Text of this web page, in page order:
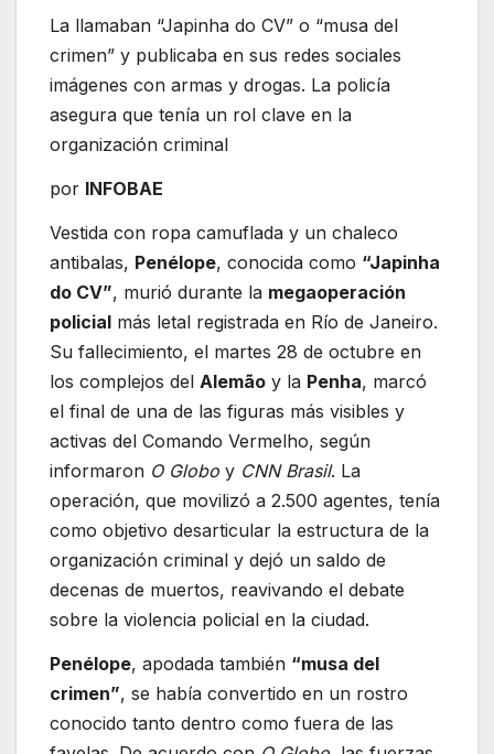
La llamaban “Japinha do CV” o “musa del
crimen” y publicaba en sus redes sociales
imágenes con armas y drogas. La policía
asegura que tenía un rol clave en la
organización criminal
por INFOBAE
Vestida con ropa camuflada y un chaleco
antibalas, Penélope, conocida como “Japinha
do CV”, murió durante la megaoperación
policial más letal registrada en Río de Janeiro.
Su fallecimiento, el martes 28 de octubre en
los complejos del Alemão y la Penha, marcó
el final de una de las figuras más visibles y
activas del Comando Vermelho, según
informaron O Globo y CNN Brasil. La
operación, que movilizó a 2.500 agentes, tenía
como objetivo desarticular la estructura de la
organización criminal y dejó un saldo de
decenas de muertos, reavivando el debate
sobre la violencia policial en la ciudad.
Penélope, apodada también “musa del
crimen”, se había convertido en un rostro
conocido tanto dentro como fuera de las